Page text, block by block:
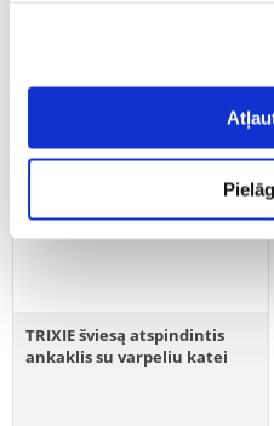
TRIXIE šviesą atspindintis
ankaklis su varpeliu katei